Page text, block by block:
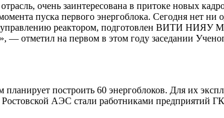
отрасль, очень заинтересована в притоке
пуска первого энергоблока. Сегодня нет
реактором, подготовлен ВИТИ НИЯУ
— отметил на первом в этом году заседании
построить 60 энергоблоков. Для их
АЭС стали работниками предприятий